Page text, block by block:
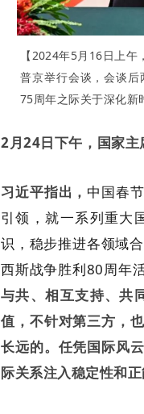
【2024年5月16日上午
普京举行会谈，会谈后
75周年之际关于深化新
2月24日下午，国家主
习近平指出， 中国春
引领，就一系列重大
识，稳步推进各领域
西斯战争胜利80周年活
与共、相互支持、共
值，不针对第三方，
长远的。任凭国际风
际关系注入稳定性和